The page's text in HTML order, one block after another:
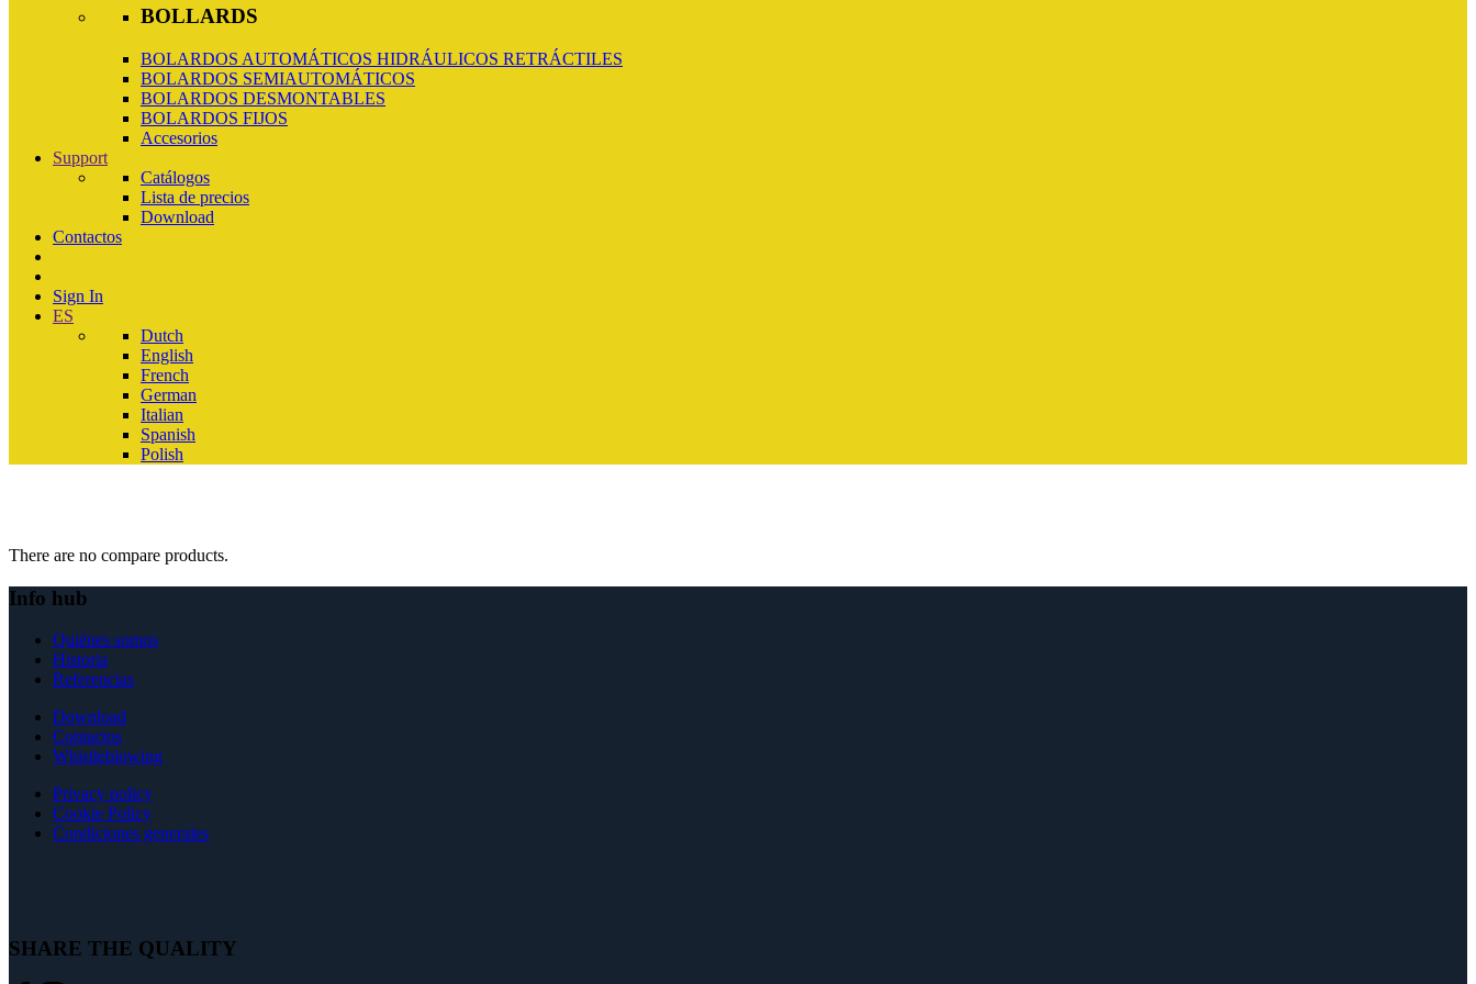
BOLLARDS
BOLARDOS AUTOMÁTICOS HIDRÁULICOS RETRÁCTILES
BOLARDOS SEMIAUTOMÁTICOS
BOLARDOS DESMONTABLES
BOLARDOS FIJOS
Accesorios
Support
Catálogos
Lista de precios
Download
Contactos
Sign In
ES
Dutch
English
French
German
Italian
Spanish
Polish
There are no compare products.
Info hub
Quiénes somos
Historia
Referencias
Download
Contactos
Whistleblowing
Privacy policy
Cookie Policy
Condiciones generales
SHARE THE QUALITY